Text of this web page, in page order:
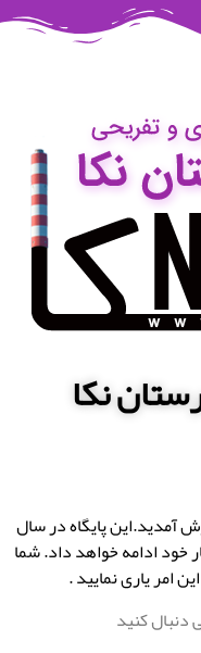
نکا
آمدید.این پایگاه در سال
خود ادامه خواهد داد. شما
امر یاری نمایید .
دنبال کنید